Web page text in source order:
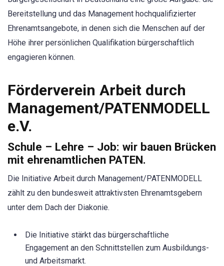
Bereitstellung und das Management hochqualifizierter
Ehrenamtsangebote, in denen sich die Menschen auf der
Höhe ihrer persönlichen Qualifikation bürgerschaftlich
engagieren können.
Förderverein Arbeit durch
Management/PATENMODELL
e.V.
Schule – Lehre – Job: wir bauen Brücken
mit ehrenamtlichen PATEN.
Die Initiative Arbeit durch Management/PATENMODELL
zählt zu den bundesweit attraktivsten Ehrenamtsgebern
unter dem Dach der Diakonie.
Die Initiative stärkt das bürgerschaftliche
Engagement an den Schnittstellen zum Ausbildungs-
und Arbeitsmarkt.